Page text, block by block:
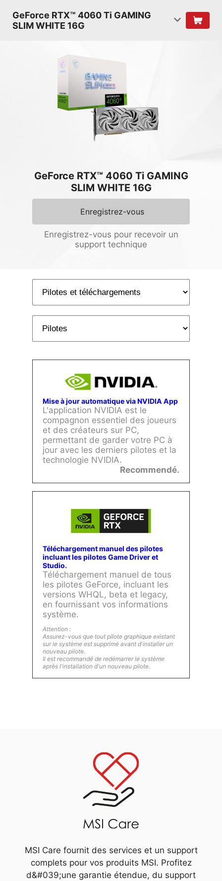
GeForce RTX™ 4060 Ti GAMING
SLIM WHITE 16G
GeForce RTX™ 4060 Ti GAMING
SLIM WHITE 16G
Enregistrez-vous
Enregistrez-vous pour recevoir un
support technique
Mise à jour automatique via NVIDIA App
L'application NVIDIA est le
compagnon essentiel des joueurs
et des créateurs sur PC,
permettant de garder votre PC à
jour avec les derniers pilotes et la
technologie NVIDIA.
Recommendé.
Téléchargement manuel des pilotes
incluant les pilotes Game Driver et
Studio.
Téléchargement manuel de tous
les pilotes GeForce, incluant les
versions WHQL, beta et legacy,
en fournissant vos informations
système.
Attention :
Assurez-vous que tout pilote graphique existant
sur le système est supprimé avant d'installer un
nouveau pilote.
Il est recommandé de redémarrer le système
après l'installation d'un nouveau pilote.
MSI Care fournit des services et un support
complets pour vos produits MSI. Profitez
d&#039;une garantie étendue, du support